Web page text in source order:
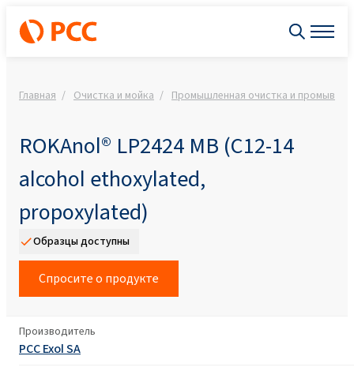
Главная Очистка и мойка Промышленная очистка и промывка
ROKAnol® LP2424 MB (C12-14
alcohol ethoxylated,
propoxylated)
Образцы доступны
Спросите о продукте
Производитель
PCC Exol SA